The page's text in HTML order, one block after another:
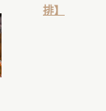
排】